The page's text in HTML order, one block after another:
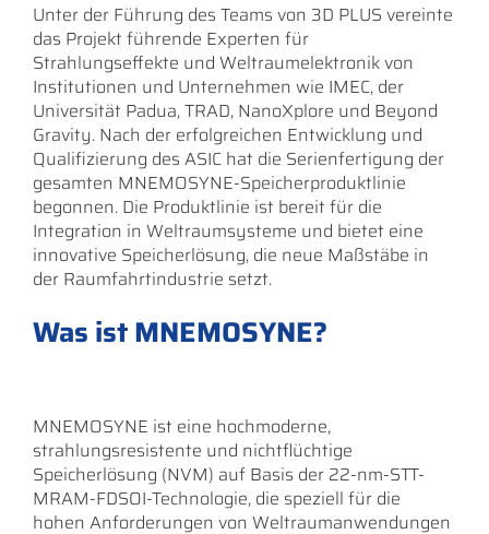
Unter der Führung des Teams von 3D PLUS vereinte
das Projekt führende Experten für
Strahlungseffekte und Weltraumelektronik von
Institutionen und Unternehmen wie IMEC, der
Universität Padua, TRAD, NanoXplore und Beyond
Gravity. Nach der erfolgreichen Entwicklung und
Qualifizierung des ASIC hat die Serienfertigung der
gesamten MNEMOSYNE-Speicherproduktlinie
begonnen. Die Produktlinie ist bereit für die
Integration in Weltraumsysteme und bietet eine
innovative Speicherlösung, die neue Maßstäbe in
der Raumfahrtindustrie setzt.
Was ist MNEMOSYNE?
MNEMOSYNE ist eine hochmoderne,
strahlungsresistente und nichtflüchtige
Speicherlösung (NVM) auf Basis der 22-nm-STT-
MRAM-FDSOI-Technologie, die speziell für die
hohen Anforderungen von Weltraumanwendungen